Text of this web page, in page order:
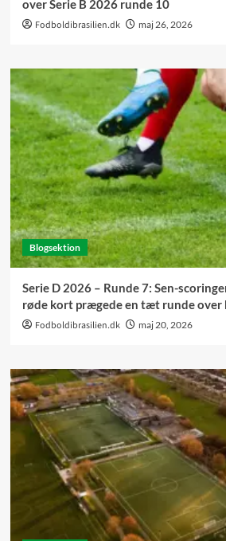
over Serie B 2026 runde 10
Fodboldibrasilien.dk maj 26, 2026
Blogsektion
Serie D 2026 – Runde 7: Sen-
røde kort prægede en tæt runde over
Fodboldibrasilien.dk maj 20, 2026